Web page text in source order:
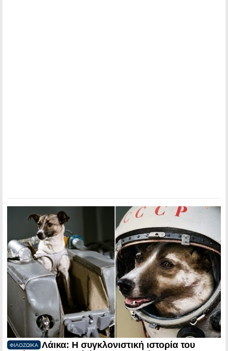
ΦΙΛΟΖΩΙΚΑ
Λάικα: Η συγκλονιστική ιστορία του